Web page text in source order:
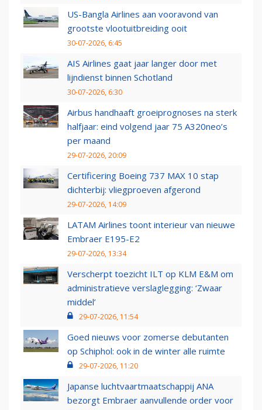
US-Bangla Airlines aan vooravond van
grootste vlootuitbreiding ooit
30-07-2026, 6:45
AIS Airlines gaat jaar langer door met
lijndienst binnen Schotland
30-07-2026, 6:30
Airbus handhaaft groeiprognoses na sterk
halfjaar: eind volgend jaar 75 A320neo’s
per maand
29-07-2026, 20:09
Certificering Boeing 737 MAX 10 stap
dichterbij: vliegproeven afgerond
29-07-2026, 14:09
LATAM Airlines toont interieur van nieuwe
Embraer E195-E2
29-07-2026, 13:34
Verscherpt toezicht ILT op KLM E&M om
administratieve verslaglegging: ‘Zwaar
middel’
29-07-2026, 11:54
Goed nieuws voor zomerse debutanten
op Schiphol: ook in de winter alle ruimte
29-07-2026, 11:20
Japanse luchtvaartmaatschappij ANA
bezorgt Embraer aanvullende order voor